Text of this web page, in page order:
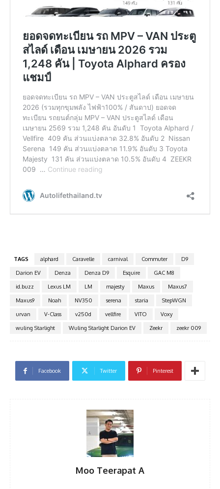
TAGS alphard Caravelle carnival Commuter
D9
Darion EV
Denza Denza D9 Esquire
GAC M8
id.buzz
Lexus LM LM majesty Maxus
Maxus7
Maxus9
Noah NV350 serena staria
StepWGN
urvan
V-Class v250d vellfire VITO
Voxy
wuling Starlight
Wuling Starlight Darion EV Zeekr zeekr 009
Facebook Twitter Pinterest
Moo Teerapat A